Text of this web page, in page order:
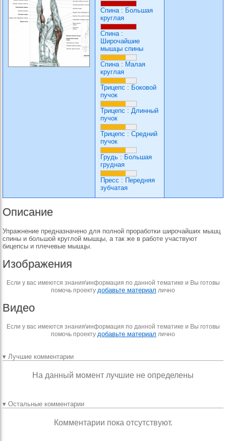
Спина: Большая
круглая
Спина:
Широчайшие
мышцы спины
Спина: Малая
круглая
Трицепс : Боковой
пучок
Трицепс : Длинный
пучок
Трицепс : Средний
пучок
Грудь : Большая
грудная
Пресс : Передняя
зубчатая
Описание
Упражнение предназначено для полной проработки широчайших мышц
спины и большой круглой мышцы, а так же в работе участвуют
бицепсы и плечевые мышцы.
Изображения
Если у вас имеются знания\информация по данной тематике и Вы готовы
помочь проекту добавьте материал лично
Видео
Если у вас имеются знания\информация по данной тематике и Вы готовы
помочь проекту добавьте материал лично
▾ Лучшие комментарии
На данный момент лучшие не определены
▾ Остальные комментарии
Комментарии пока отсутствуют.